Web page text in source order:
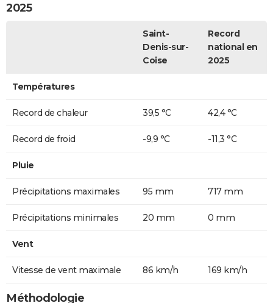
2025
Saint-
Denis-sur-
Coise
Record
national en
2025
Températures
Record de chaleur 39,5 °C 42,4 °C
Record de froid -9,9 °C -11,3 °C
Pluie
Précipitations maximales 95 mm 717 mm
Précipitations minimales 20 mm 0 mm
Vent
Vitesse de vent maximale 86 km/h 169 km/h
Méthodologie